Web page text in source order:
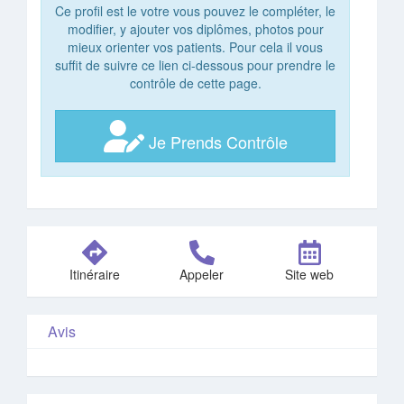
Ce profil est le votre vous pouvez le compléter, le
modifier, y ajouter vos diplômes, photos pour
mieux orienter vos patients. Pour cela il vous
suffit de suivre ce lien ci-dessous pour prendre le
contrôle de cette page.
Je Prends Contrôle
Itinéraire Appeler Site web
Avis